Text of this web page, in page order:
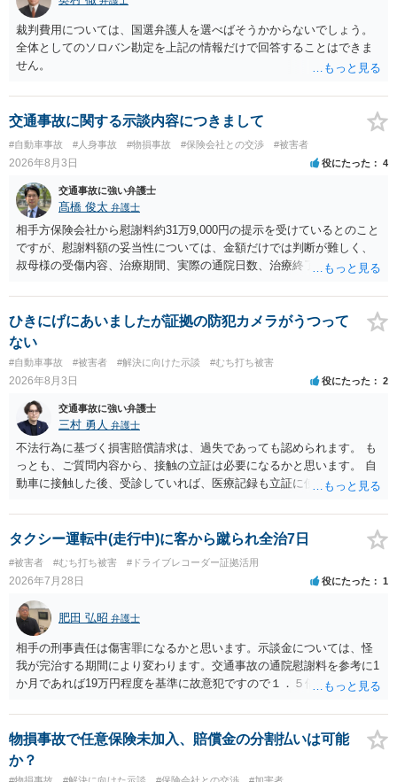
裁判費用については、国選弁護人を選べばそうかからないでしょう。
全体としてのソロバン勘定を上記の情報だけで回答することはできま
せん。
交通事故に関する示談内容につきまして
#自動車事故 #人身事故 #物損事故 #保険会社との交渉 #被害者
2026年8月3日 役にたった 4
交通事故に強い弁護士
髙橋 俊太 弁護士
相手方保険会社から慰謝料約31万9,000円の提示を受けているとのこと
ですが、慰謝料額の妥当性については、金額だけでは判断が難しく、
叔母様の受傷内容、治療期間、実際の通院日数、治療終了の経緯、後
確認する必要があります。保険会社から提示される慰謝料額について
は、弁護士が介入することにより増額を検討できる場合がありますの
で、以下の資料・情報を準備した上で、弁護士に個別に相談すること
をお勧めいたします。 ・相手方保険会社から届いている示談金額の提
示書類 ・叔母様の診断名、けがの内容 ・治療開始日及び治療終了日
・入院の有無、通院回数 ・現在も症状が残っているか ・叔母様ご本人
やご家族等が加入している保険に、今回の事故で利用できる弁護士費
用特約が付帯しているか なお、被害者は叔母様ご本人となりますの
で、弁護士が受任する場合には、叔母様ご本人の依頼意思等を確認す
る必要があります。日本語での十分な意思疎通が難しいとのことです
ので、そのあたりのご事情も踏まえて、依頼意思の確認方法等を検討
ひきにげにあいましたが証拠の防犯カメラがうつって
ない
#自動車事故 #被害者 #解決に向けた示談 #むち打ち被害
2026年8月3日 役にたった 2
交通事故に強い弁護士
三村 勇人 弁護士
不法行為に基づく損害賠償請求は、過失であっても認められます。 も
っとも、ご質問内容から、接触の立証は必要になるかと思います。 自
動車に接触した後、受診していれば、医療記録も立証に使えるかと思
士にご相談ください。
タクシー運転中(走行中)に客から蹴られ全治7日
#被害者 #むち打ち被害 #ドライブレコーダー証拠活用
2026年7月28日 役にたった 1
肥田 弘昭 弁護士
相手の刑事責任は傷害罪になるかと思います。示談金については、怪
我が完治する期間により変わります。交通事故の通院慰謝料を参考に1
か月であれば19万円程度を基準に故意犯ですので１．５倍か2倍程度す
上がるかと思います。ご参考にしてください。
物損事故で任意保険未加入、賠償金の分割払いは可能
か？
#物損事故 #解決に向けた示談 #保険会社との交渉 #加害者